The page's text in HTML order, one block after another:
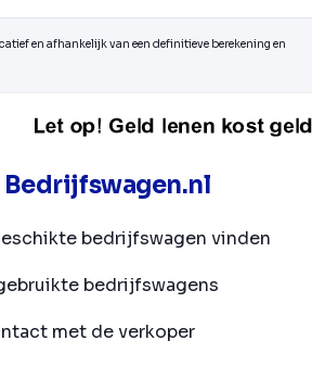
en afhankelijk van een definitieve berekening en
bedrijfswagen vinden
bedrijfswagens
met de verkoper